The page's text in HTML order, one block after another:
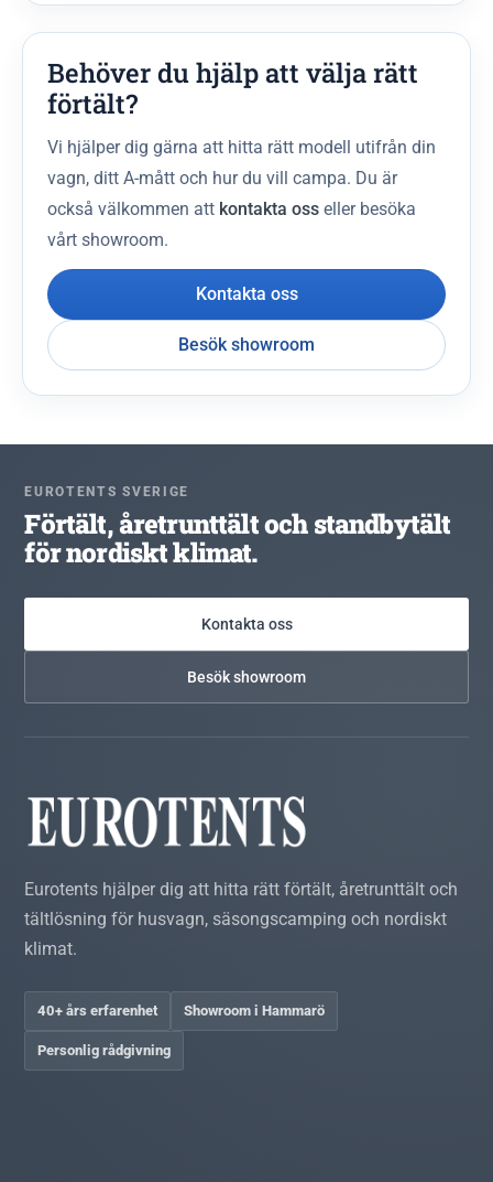
Behöver du hjälp att välja rätt
förtält?
Vi hjälper dig gärna att hitta rätt modell utifrån din
vagn, ditt A-mått och hur du vill campa. Du är
också välkommen att kontakta oss eller besöka
vårt showroom.
Kontakta oss
Besök showroom
EUROTENTS SVERIGE
Förtält, åretrunttält och standbytält
för nordiskt klimat.
Kontakta oss
Besök showroom
Eurotents hjälper dig att hitta rätt förtält, åretrunttält och
tältlösning för husvagn, säsongscamping och nordiskt
klimat.
40+ års erfarenhet Showroom i Hammarö
Personlig rådgivning